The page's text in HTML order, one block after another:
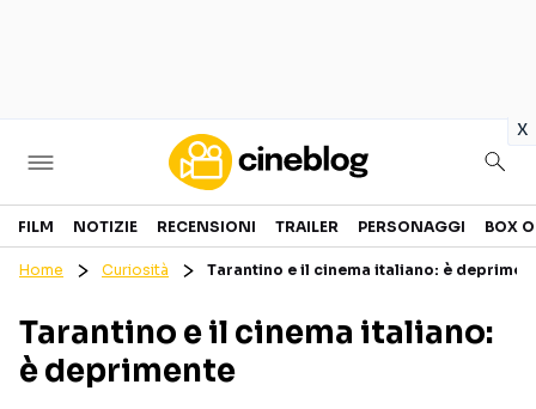
x
Cinema
GENERI
PERSONAGGI
CANALI STREAMING
FILM NOTIZIE RECENSIONI TRAILER PERSONAGGI BOX
Home Curiosità Tarantino e il cinema italiano: è
Tarantino e il cinema italiano:
è deprimente